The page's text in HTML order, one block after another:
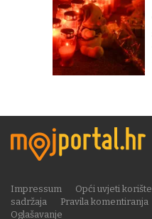
Impressum Opći uvjeti
sadržaja
Pravila komentiranja
Oglašavanje